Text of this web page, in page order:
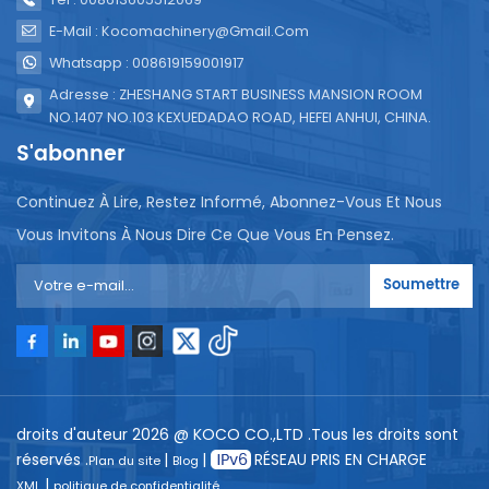
E-Mail : Kocomachinery@gmail.com
Whatsapp : 008619159001917
Adresse : ZHESHANG START BUSINESS MANSION ROOM
NO.1407 NO.103 KEXUEDADAO ROAD, HEFEI ANHUI, CHINA.
S'abonner
Continuez À Lire, Restez Informé, Abonnez-Vous Et Nous
Vous Invitons À Nous Dire Ce Que Vous En Pensez.
Soumettre
droits d'auteur 2026 @ KOCO CO.,LTD .Tous les droits sont
réservés .Plan du site | Blog | RÉSEAU PRIS EN CHARGE